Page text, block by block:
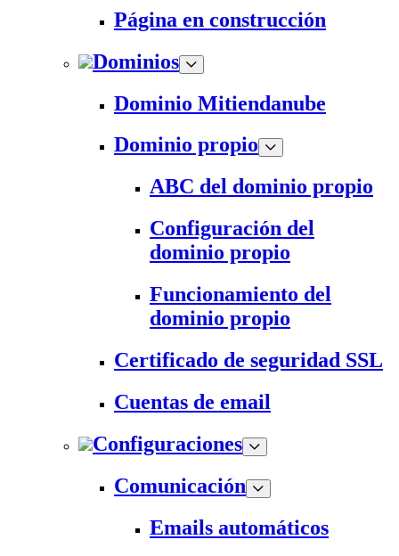
Página en construcción
Dominios
Dominio Mitiendanube
Dominio propio
ABC del dominio propio
Configuración del
dominio propio
Funcionamiento del
dominio propio
Certificado de seguridad SSL
Cuentas de email
Configuraciones
Comunicación
Emails automáticos